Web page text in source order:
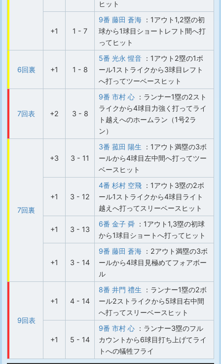
ヒット
+1 1 - 7
9番 藤田 蒼海 ：1アウト1,2塁の初
球から1球目ショートレフト間へ打
ってヒット
6回裏 +1 1 - 8
5番 光永 惺音 ：1アウト2塁の1ボ
ール1ストライクから3球目レフト
へ打ってツーベースヒット
7回表 +2 3 - 8
9番 市村 心 ：ランナー1塁の2スト
ライクから4球目力強く打ってライ
ト越えへのホームラン（1号2ラ
ン）
7回裏
+3 3 - 11
3番 菰田 陽生 ：1アウト満塁の3ボ
ールから4球目左中間へ打ってツー
ベースヒット
+1 3 - 12
4番 杉村 空飛 ：1アウト3塁の2ボ
ール1ストライクから4球目ライト
越えへ打ってスリーベースヒット
+1 3 - 13
6番 金子 舜 ：1アウト1,3塁の初球
から1球目ショートへ打ってヒット
+1 3 - 14
9番 藤田 蒼海 ：2アウト満塁の3ボ
ールから4球目見極めてフォアボー
ル
9回表
+1 4 - 14
8番 井門 禮生 ：ランナー1塁の2ボ
ール2ストライクから5球目右中間
へ打ってスリーベースヒット
+1 5 - 14
9番 市村 心 ：ランナー3塁のフル
カウントから6球目打ち上げてライ
トへの犠牲フライ